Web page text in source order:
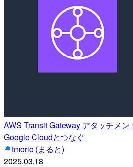
AWS Transit Gateway アタッチメ
Google Cloudとつなぐ
tmorio (まると)
2025.03.18